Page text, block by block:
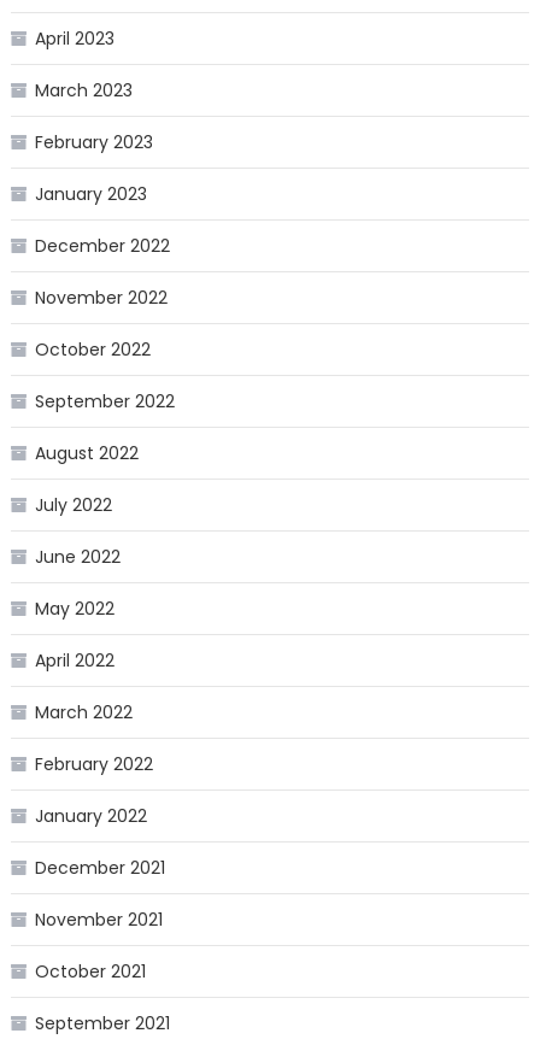
April 2023
March 2023
February 2023
January 2023
December 2022
November 2022
October 2022
September 2022
August 2022
July 2022
June 2022
May 2022
April 2022
March 2022
February 2022
January 2022
December 2021
November 2021
October 2021
September 2021